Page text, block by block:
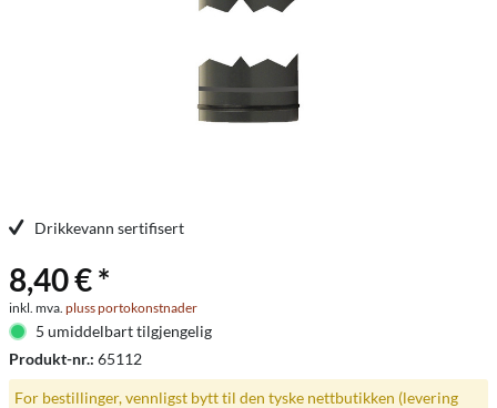
Drikkevann sertifisert
8,40 € *
inkl. mva. pluss portokonstnader
5 umiddelbart tilgjengelig
Produkt-nr.: 65112
For bestillinger, vennligst bytt til den tyske nettbutikken (levering